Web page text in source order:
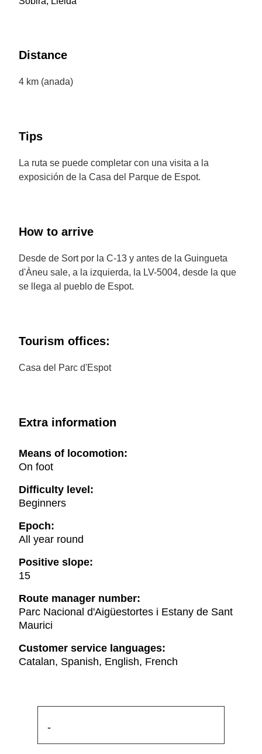
Distance
4 km (anada)
Tips
La ruta se puede completar con una visita a la
exposición de la Casa del Parque de Espot.
How to arrive
Desde de Sort por la C-13 y antes de la Guingueta
d'Àneu sale, a la izquierda, la LV-5004, desde la que
se llega al pueblo de Espot.
Tourism offices:
Casa del Parc d'Espot
Extra information
Means of locomotion:
On foot
Difficulty level:
Beginners
Epoch:
All year round
Positive slope:
15
Route manager number:
Parc Nacional d'Aigüestortes i Estany de Sant
Maurici
Customer service languages:
Catalan, Spanish, English, French
-